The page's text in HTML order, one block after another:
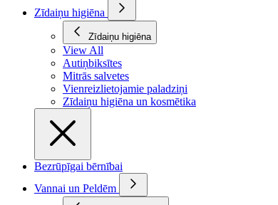
Zīdaiņu higiēna
Zīdaiņu higiēna
View All
Autiņbiksītes
Mitrās salvetes
Vienreizlietojamie paladziņi
Zīdaiņu higiēna un kosmētika
Bezrūpīgai bērnībai
Vannai un Peldēm